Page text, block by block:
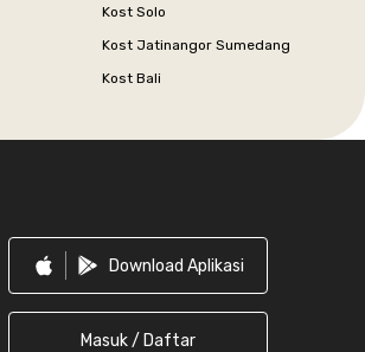
Kost Solo
Kost Jatinangor Sumedang
Kost Bali
Download Aplikasi
Masuk / Daftar